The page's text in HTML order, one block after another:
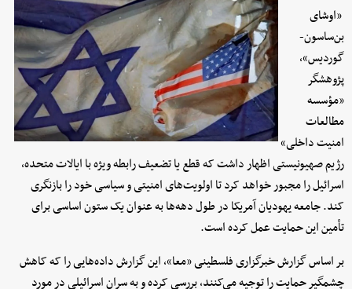
«اوشای
بن‌ساسون-
گوردیس»،
پژوهشگر
«مؤسسه
مطالعات
امنیت داخلی»
رژیم صهیونیستی اظهار داشت که قطع یا تضعیف رابطه ویژه با ایالات متحده،
اسرائیل را مجبور خواهد کرد تا اولویت‌های امنیتی و سیاسی خود را بازنگری
کند. جامعه یهودیان آمریکا در طول دهه‌ها به عنوان یک ستون اساسی برای
تأمین این حمایت عمل کرده است.
بر اساس گزارش خبرگزاری فلسطینی «معا»، این گزارش داده‌هایی را که کاهش
چشمگیر حمایت را توجیه می‌کنند، بررسی کرده و به سران اسرائیلی در مورد